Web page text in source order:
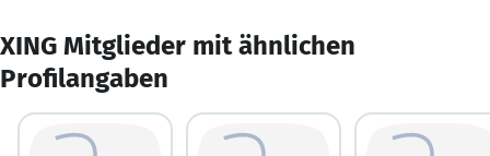
XING Mitglieder mit ähnlichen
Profilangaben